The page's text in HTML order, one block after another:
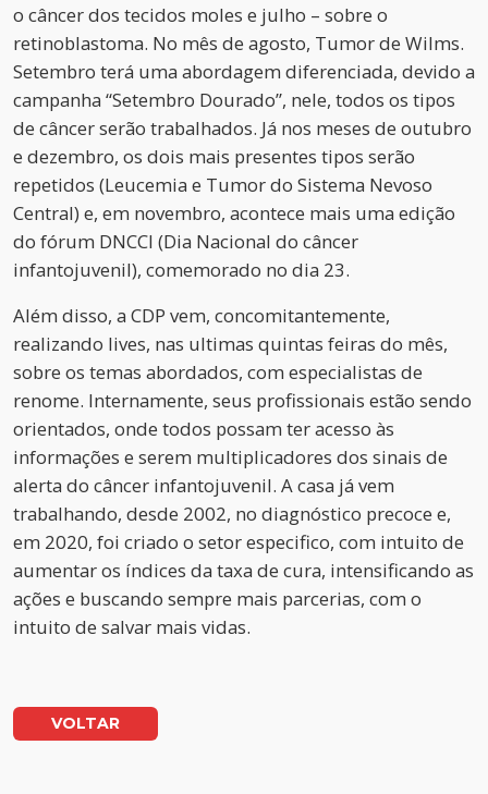
o câncer dos tecidos moles e julho – sobre o
retinoblastoma. No mês de agosto, Tumor de Wilms.
Setembro terá uma abordagem diferenciada, devido a
campanha “Setembro Dourado”, nele, todos os tipos
de câncer serão trabalhados. Já nos meses de outubro
e dezembro, os dois mais presentes tipos serão
repetidos (Leucemia e Tumor do Sistema Nevoso
Central) e, em novembro, acontece mais uma edição
do fórum DNCCI (Dia Nacional do câncer
infantojuvenil), comemorado no dia 23.
Além disso, a CDP vem, concomitantemente,
realizando lives, nas ultimas quintas feiras do mês,
sobre os temas abordados, com especialistas de
renome. Internamente, seus profissionais estão sendo
orientados, onde todos possam ter acesso às
informações e serem multiplicadores dos sinais de
alerta do câncer infantojuvenil. A casa já vem
trabalhando, desde 2002, no diagnóstico precoce e,
em 2020, foi criado o setor especifico, com intuito de
aumentar os índices da taxa de cura, intensificando as
ações e buscando sempre mais parcerias, com o
intuito de salvar mais vidas.
VOLTAR